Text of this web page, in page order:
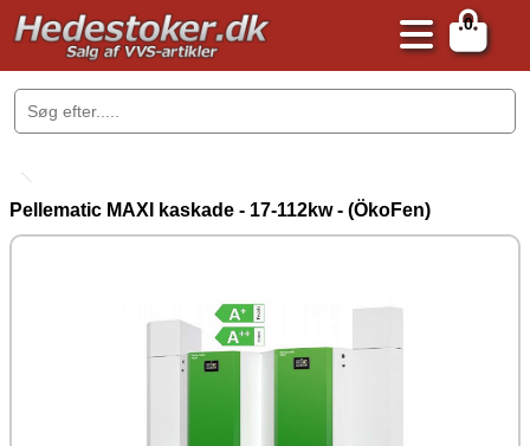
0
.
Pellematic MAXI kaskade - 17-112kw - (ÖkoFen)